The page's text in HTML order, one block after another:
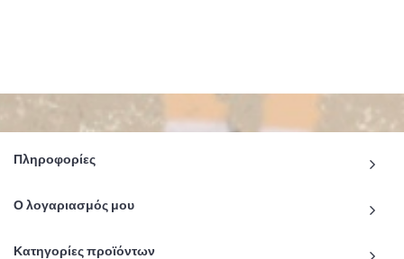
Πληροφορίες
Ο λογαριασμός μου
Κατηγορίες προϊόντων